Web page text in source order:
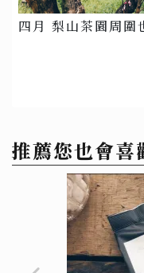
四月 梨山茶園周圍
推薦您也會喜